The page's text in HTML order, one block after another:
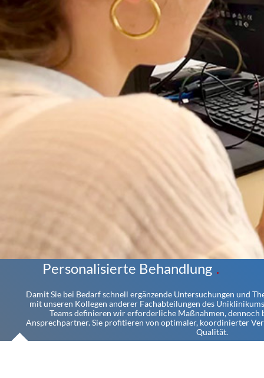
Personalisierte Behandlung
Damit Sie bei Bedarf schnell ergänzende Untersuchungen und
mit unseren Kollegen anderer Fachabteilungen des
Teams definieren wir erforderliche Maßnahmen,
Ansprechpartner. Sie profitieren von optimaler, koordinierter
Qualität.